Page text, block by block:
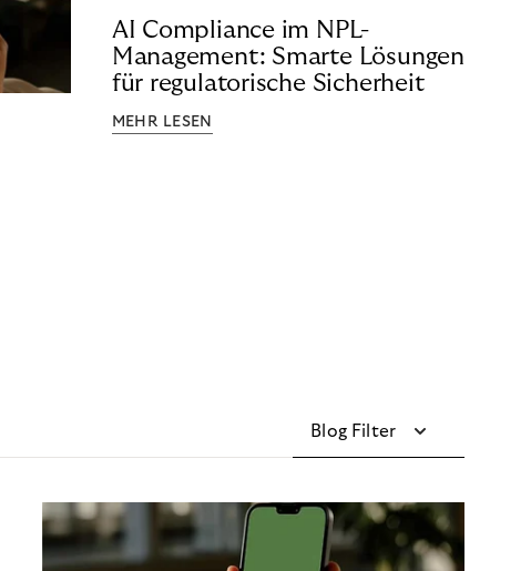
AI Compliance im NPL-
Management: Smarte Lösungen
für regulatorische Sicherheit
MEHR LESEN
Blog Filter